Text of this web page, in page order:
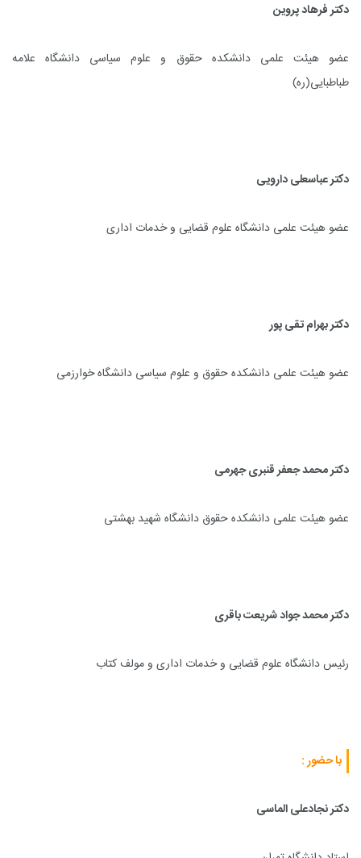
دکتر فرهاد پروین
عضو هیئت علمی دانشکده حقوق و علوم سیاسی دانشگاه علامه
طباطبایی(ره)
دکتر عباسعلی دارویی
عضو هیئت علمی دانشگاه علوم قضایی و خدمات اداری
دکتر بهرام تقی پور
عضو هیئت علمی دانشکده حقوق و علوم سیاسی دانشگاه خوارزمی
دکتر محمد جعفر قنبری جهرمی
عضو هیئت علمی دانشکده حقوق دانشگاه شهید بهشتی
دکتر محمد جواد شریعت باقری
رئیس دانشگاه علوم قضایی و خدمات اداری و مولف کتاب
با حضور :
دکتر نجادعلی الماسی